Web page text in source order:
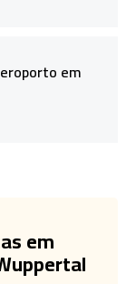
em
em